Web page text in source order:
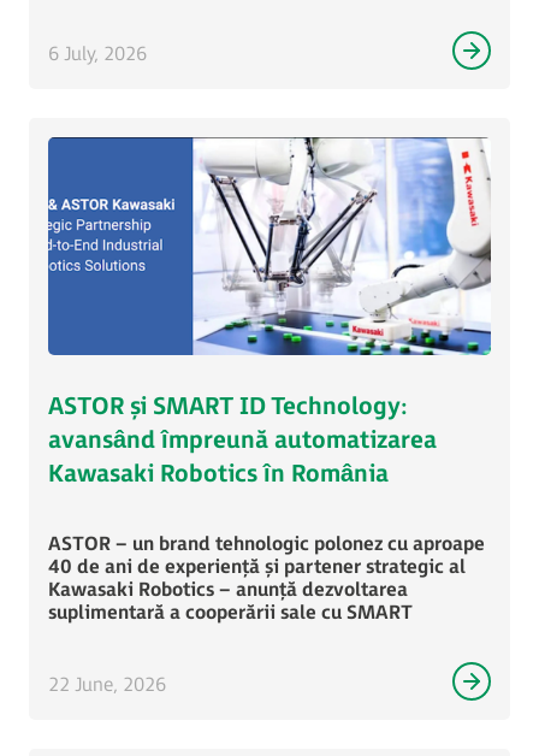
6 July, 2026
ASTOR și SMART ID Technology:
avansând împreună automatizarea
Kawasaki Robotics în România
ASTOR – un brand tehnologic polonez cu aproape
40 de ani de experiență și partener strategic al
Kawasaki Robotics – anunță dezvoltarea
suplimentară a cooperării sale cu SMART
22 June, 2026